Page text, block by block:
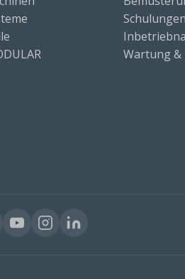
Schulungen
Wartung &